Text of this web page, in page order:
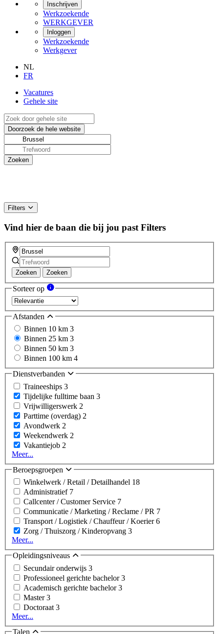
Inschrijven
Werkzoekende
WERKGEVER
Inloggen
Werkzoekende
Werkgever
NL
FR
Vacatures
Gehele site
Filters
Vind hier de baan die bij jou past Filters
Zoeken Zoeken
Sorteer op
Afstanden
Binnen 10 km 3
Binnen 25 km 3
Binnen 50 km 3
Binnen 100 km 4
Dienstverbanden
Traineeships 3
Tijdelijke fulltime baan 3
Vrijwilligerswerk 2
Parttime (overdag) 2
Avondwerk 2
Weekendwerk 2
Vakantiejob 2
Meer...
Beroepsgroepen
Winkelwerk / Retail / Detailhandel 18
Administratief 7
Callcenter / Customer Service 7
Communicatie / Marketing / Reclame / PR 7
Transport / Logistiek / Chauffeur / Koerier6
Zorg / Thuiszorg / Kinderopvang 3
Meer...
Opleidingsniveaus
Secundair onderwijs 3
Professioneel gerichte bachelor3
Academisch gerichte bachelor3
Master3
Doctoraat 3
Meer...
Talen